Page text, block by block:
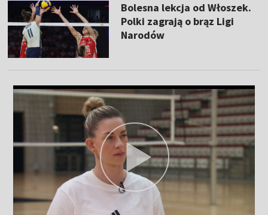
Bolesna lekcja od Włoszek.
Polki zagrają o brąz Ligi
Narodów